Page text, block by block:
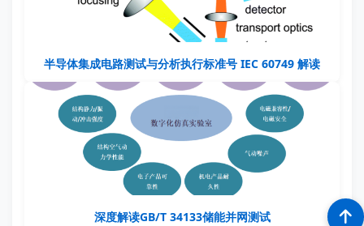
半导体集成电路测试与分析执行标准号 IEC 60749 解读
深度解读GB/T 34133储能并网测试